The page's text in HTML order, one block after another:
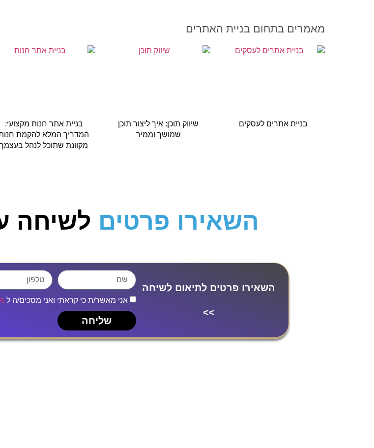
מאמרים בתחום בניית האתרים
בניית אתרים לעסקים
שיווק תוכן: איך ליצור תוכן
שמושך וממיר
בניית אתר חנות מקצועי:
המדריך המלא להקמת
מקוונת שתוכל לנהל בעצמך
השאירו פרטים לשיחה
השאירו פרטים לתיאום לשיחה
>>
אני מאשר/ת כי קראתי ואני מסכים/ה ל
שליחה